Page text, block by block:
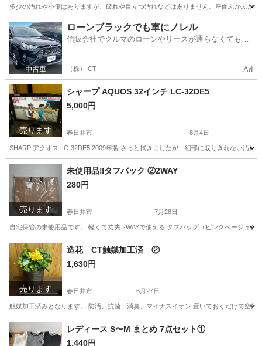
多少の汚れや小傷はありますが、破れや目立つ汚れなどはありません。座面ふかふか
愛知 春日井市 椅子
ローンブラックでも車にノレル
信販会社でクルマのローンやリースが通らなくてもク
（株）ICT Ad
売ります
シャープ AQUOS 32インチ LC-32DE5
5,000円
春日井市 8月4日
SHARP アクオス LC-32DE5 2009年製 さっと拭きましたが、細部に取りきれない汚
愛知 春日井市 テレビ
売ります
未使用品‼︎タフバック ②2WAY
280円
春日井市 7月28日
自宅保管の未使用品です。 軽くて丈夫 2WAYで使える タフバッグ（ピンクベージュ色
愛知 春日井市 その他 PCS
売ります
造花 CT触媒加工済 ②
1,630円
春日井市 6月27日
触媒加工済みとなります。 防汚、抗菌、消臭、マイナスイオン 置いておくだけで空
愛知 春日井市 家庭用品
レディース S〜M まとめ 7点セット①
1,440円